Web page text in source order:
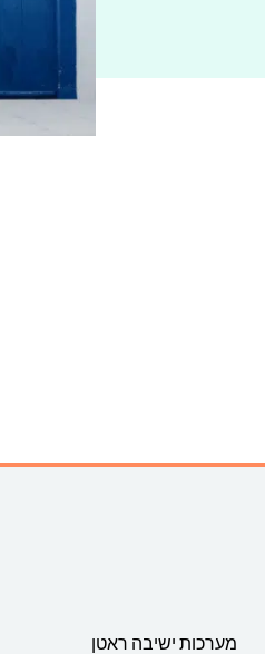
מערכות ישיבה ראטן